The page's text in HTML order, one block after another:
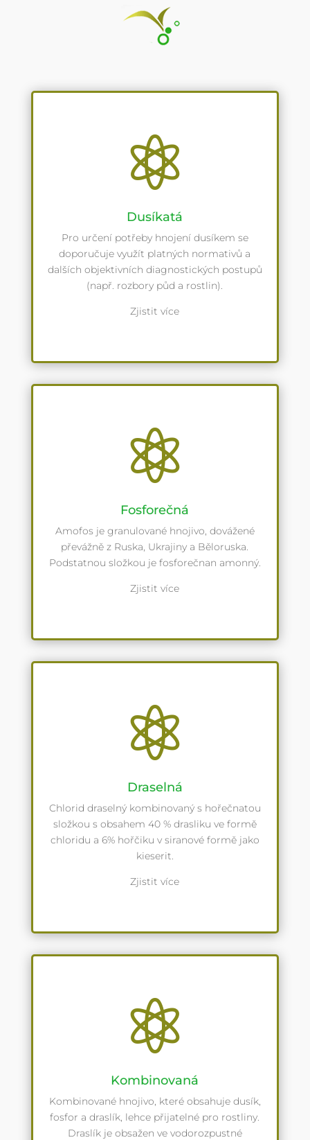

Dusíkatá
Pro určení potřeby hnojení dusíkem se
doporučuje využít platných normativů a
dalších objektivních diagnostických postupů
(např. rozbory půd a rostlin).
Zjistit více

Fosforečná
Amofos je granulované hnojivo, dovážené
převážně z Ruska, Ukrajiny a Běloruska.
Podstatnou složkou je fosforečnan amonný.
Zjistit více

Draselná
Chlorid draselný kombinovaný s hořečnatou
složkou s obsahem 40 % drasliku ve formě
chloridu a 6% hořčiku v siranové formě jako
kieserit.
Zjistit více

Kombinovaná
Kombinované hnojivo, které obsahuje dusík,
fosfor a draslík, lehce přijatelné pro rostliny.
Draslík je obsažen ve vodorozpustné